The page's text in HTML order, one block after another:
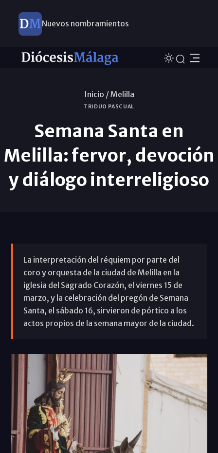
Nuevos nombramientos
Inicio /Melilla
TRIDUO PASCUAL
Semana Santa en
Melilla: fervor, devoción
y diálogo interreligioso
La interpretación del réquiem por parte del
coro y orquesta de la ciudad de Melilla en la
iglesia del Sagrado Corazón, el viernes 15 de
marzo, y la celebración del pregón de Semana
Santa, el sábado 16, sirvieron de pórtico a los
actos propios de la semana mayor de la ciudad.